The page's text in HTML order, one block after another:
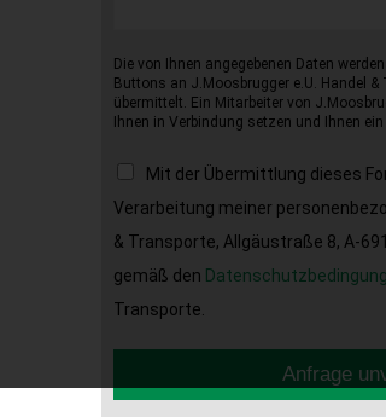
Die von Ihnen angegebenen Daten
Buttons an J.Moosbrugger e.U. Handel
übermittelt. Ein Mitarbeiter von
Ihnen in Verbindung setzen und Ihnen
Mit der Übermittlung dieses
Verarbeitung meiner
& Transporte, Allgäustraße 8, A-
gemäß den
Transporte.
Anfrage